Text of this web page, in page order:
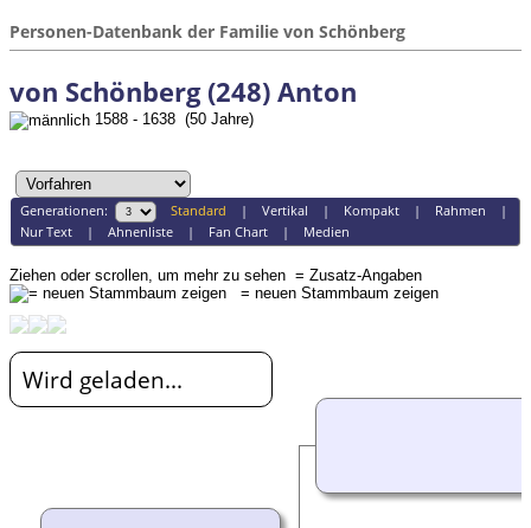
Personen-Datenbank der Familie von Schönberg
von Schönberg (248) Anton
1588 - 1638 (50 Jahre)
Generationen: Standard | Vertikal | Kompakt| Rahmen |
Nur Text| Ahnenliste| Fan Chart| Medien
Ziehen oder scrollen, um mehr zu sehen = Zusatz-Angaben
= neuen Stammbaum zeigen
Wird geladen...